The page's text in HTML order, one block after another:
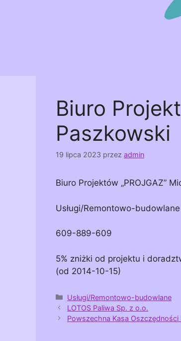
Biuro
Paszkowski
19 lipca 2023 przez admin
Biuro Projektów „PROJGAZ”
Usługi/Remontowo-budowlane
609-889-609
5% zniżki od projektu i
(od 2014-10-15)
Kategorie
Usługi/Remontowo-budowlane
LOTOS Paliwa Sp. z o.o.
Powszechna Kasa Oszczędności